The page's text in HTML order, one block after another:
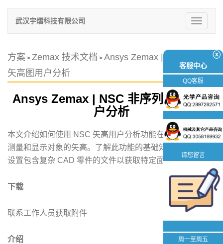
切
换
武汉宇熠科技有限公司
方案 > Zemax 技术文档 > Ansys Zemax | NSC 非序列
矢高图用户分析
Ansys Zemax | NSC 非序列矢高图用
户分析
​本文介绍如何使用 NSC 矢高用户分析功能在非序列模式下
测量和显示对象的矢高。了解此功能的基础知识，包括如何
设置包含复杂 CAD 零件的文件以获取特定面的矢高值。
下载
联系工作人员获取附件
介绍
ⓧ
客服中心
QQ客服
请您留言
周一至周五